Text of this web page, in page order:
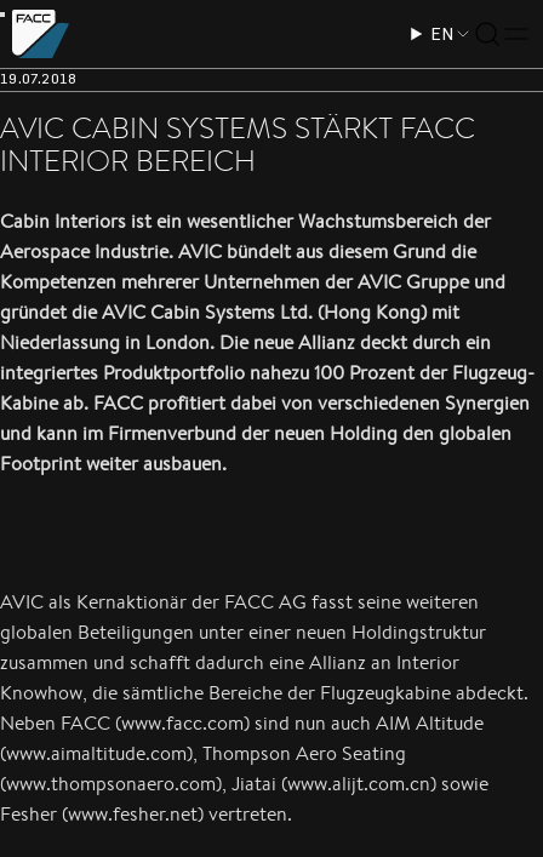
EN
19.07.2018
AVIC CABIN SYSTEMS STÄRKT FACC
INTERIOR BEREICH
Cabin Interiors ist ein wesentlicher Wachstumsbereich der
Aerospace Industrie. AVIC bündelt aus diesem Grund die
Kompetenzen mehrerer Unternehmen der AVIC Gruppe und
gründet die AVIC Cabin Systems Ltd. (Hong Kong) mit
Niederlassung in London. Die neue Allianz deckt durch ein
integriertes Produktportfolio nahezu 100 Prozent der Flugzeug-
Kabine ab. FACC profitiert dabei von verschiedenen Synergien
und kann im Firmenverbund der neuen Holding den globalen
Footprint weiter ausbauen.
AVIC als Kernaktionär der FACC AG fasst seine weiteren
globalen Beteiligungen unter einer neuen Holdingstruktur
zusammen und schafft dadurch eine Allianz an Interior
Knowhow, die sämtliche Bereiche der Flugzeugkabine abdeckt.
Neben FACC (www.facc.com) sind nun auch AIM Altitude
(www.aimaltitude.com), Thompson Aero Seating
(www.thompsonaero.com), Jiatai (www.alijt.com.cn) sowie
Fesher (www.fesher.net) vertreten.